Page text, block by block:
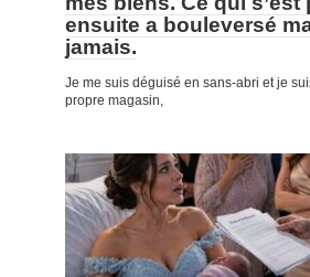
ensuite a bouleversé
jamais.
Je me suis déguisé en sans-abri et je
propre magasin,